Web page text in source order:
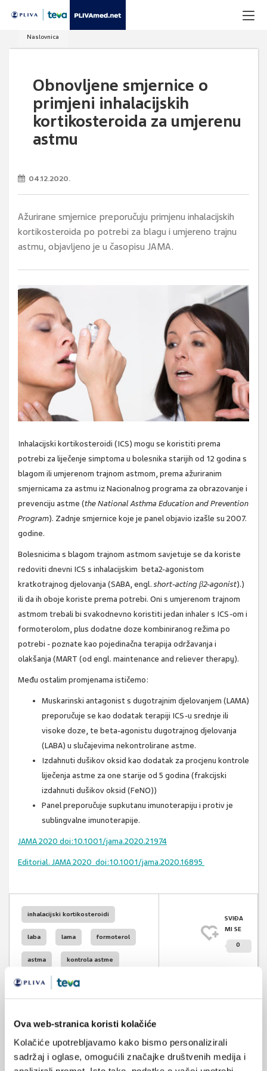
Ova web-stranica koristi kolačiće
Kolačiće upotrebljavamo kako bismo personalizirali
sadržaj i oglase, omogućili značajke društvenih medija i
Naslovnica
Obnovljene smjernice o
primjeni inhalacijskih
kortikosteroida za umjerenu
astmu
04.12.2020.
Ažurirane smjernice preporučuju primjenu inhalacijskih
kortikosteroida po potrebi za blagu i umjereno trajnu
astmu, objavljeno je u časopisu JAMA.
Inhalacijski kortikosteroidi (ICS) mogu se koristiti prema
potrebi za liječenje simptoma u bolesnika starijih od 12 godina s
blagom ili umjerenom trajnom astmom, prema ažuriranim
smjernicama za astmu iz Nacionalnog programa za obrazovanje i
prevenciju astme (the National Asthma Education and Prevention
Program). Zadnje smjernice koje je panel objavio izašle su 2007.
godine.
Bolesnicima s blagom trajnom astmom savjetuje se da koriste
redoviti dnevni ICS s inhalacijskim beta2-agonistom
kratkotrajnog djelovanja (SABA, engl. short-acting β2-agonist).)
ili da ih oboje koriste prema potrebi. Oni s umjerenom trajnom
astmom trebali bi svakodnevno koristiti jedan inhaler s ICS-om i
formoterolom, plus dodatne doze kombiniranog režima po
potrebi - poznate kao pojedinačna terapija održavanja i
olakšanja (MART (od engl. maintenance and reliever therapy).
Među ostalim promjenama ističemo:
Muskarinski antagonist s dugotrajnim djelovanjem (LAMA)
preporučuje se kao dodatak terapiji ICS-u srednje ili
visoke doze, te beta-agonistu dugotrajnog djelovanja
(LABA) u slučajevima nekontrolirane astme.
Izdahnuti dušikov oksid kao dodatak za procjenu kontrole
liječenja astme za one starije od 5 godina (frakcijski
izdahnuti dušikov oksid (FeNO))
Panel preporučuje supkutanu imunoterapiju i protiv je
sublingvalne imunoterapije.
JAMA 2020 doi:10.1001/jama.2020.21974
Editorial. JAMA 2020 doi:10.1001/jama.2020.16895
inhalacijski kortikosteroidi
laba lama formoterol
astma kontrola astme
ics
SVIĐA
MI SE
0
VEZANI SADRŽAJ